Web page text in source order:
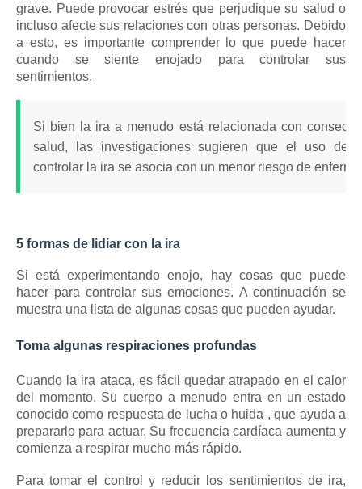
grave. Puede provocar estrés que perjudique su salud o
incluso afecte sus relaciones con otras personas. Debido
a esto, es importante comprender lo que puede hacer
cuando se siente enojado para controlar sus
sentimientos.
Si bien la ira a menudo está relacionada con
salud, las investigaciones sugieren que el uso de
controlar la ira se asocia con un menor riesgo de
5 formas de lidiar con la ira
Si está experimentando enojo, hay cosas que puede
hacer para controlar sus emociones. A continuación se
muestra una lista de algunas cosas que pueden ayudar.
Toma algunas respiraciones profundas
Cuando la ira ataca, es fácil quedar atrapado en el calor
del momento. Su cuerpo a menudo entra en un estado
conocido como respuesta de lucha o huida , que ayuda a
prepararlo para actuar. Su frecuencia cardíaca aumenta y
comienza a respirar mucho más rápido.
Para tomar el control y reducir los sentimientos de ira,